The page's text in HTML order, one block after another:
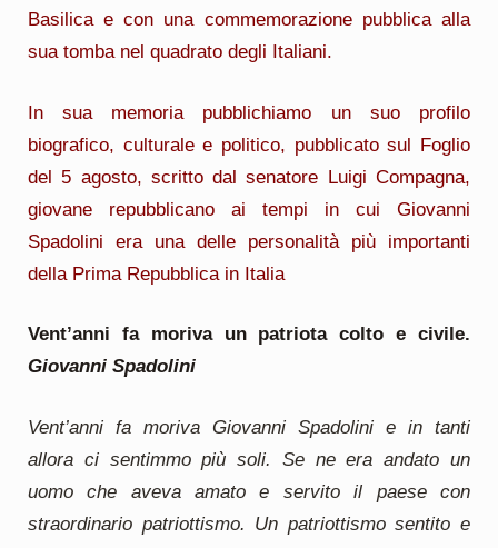
Basilica e con una commemorazione pubblica alla
sua tomba nel quadrato degli Italiani.
In sua memoria pubblichiamo un suo profilo
biografico, culturale e politico, pubblicato sul Foglio
del 5 agosto, scritto dal senatore Luigi Compagna,
giovane repubblicano ai tempi in cui Giovanni
Spadolini era una delle personalità più importanti
della Prima Repubblica in Italia
Vent’anni fa moriva un patriota colto e civile.
Giovanni Spadolini
Vent’anni fa moriva Giovanni Spadolini e in tanti
allora ci sentimmo più soli. Se ne era andato un
uomo che aveva amato e servito il paese con
straordinario patriottismo. Un patriottismo sentito e